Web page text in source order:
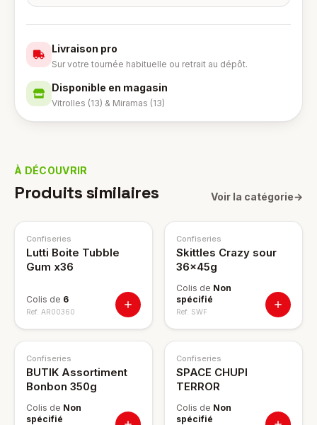
Livraison pro
Sur votre tournée habituelle ou retrait au dépôt.
Disponible en magasin
Vitrolles (13) & Miramas (13)
À DÉCOUVRIR
Produits similaires Voir la catégorie→
Confiseries
Lutti Boite Tubble
Gum x36
Colis de 6
Ref. AR00360
Confiseries
Skittles Crazy sour
36x45g
Colis de Non
spécifié
Ref. SWF
Confiseries
BUTIK Assortiment
Bonbon 350g
Colis de Non
spécifié
Confiseries
SPACE CHUPI
TERROR
Colis de Non
spécifié